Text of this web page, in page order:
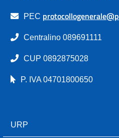
PEC
Centralino 089691111
CUP 0892875028
P. IVA 04701800650
URP